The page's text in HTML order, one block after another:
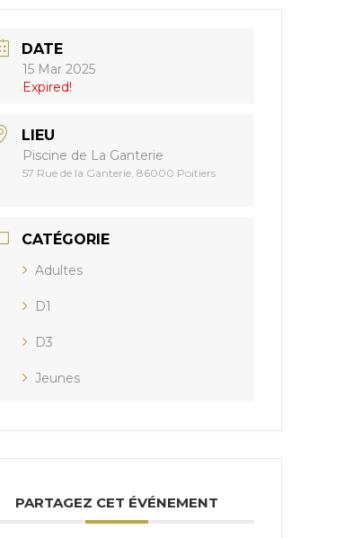
DATE
15 Mar 2025
Expired!
LIEU
Piscine de La Ganterie
57 Rue de la Ganterie, 86000 Poitiers
CATÉGORIE
Adultes
D1
D3
Jeunes
PARTAGEZ CET ÉVÉNEMENT